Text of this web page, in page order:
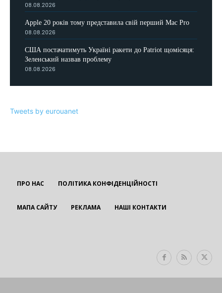
08.08.2026
Apple 20 років тому представила свій перший Mac Pro
08.08.2026
США постачатимуть Україні ракети до Patriot щомісяця:
Зеленський назвав проблему
08.08.2026
Tweets by eurouanet
ПРО НАС ПОЛІТИКА КОНФІДЕНЦІЙНОСТІ
МАПА САЙТУ РЕКЛАМА НАШІ КОНТАКТИ